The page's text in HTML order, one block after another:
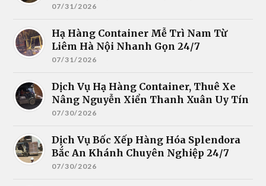
07/31/2026
Hạ Hàng Container Mễ Trì Nam Từ
Liêm Hà Nội Nhanh Gọn 24/7
07/31/2026
Dịch Vụ Hạ Hàng Container, Thuê Xe
Nâng Nguyễn Xiển Thanh Xuân Uy Tín
07/30/2026
Dịch Vụ Bốc Xếp Hàng Hóa Splendora
Bắc An Khánh Chuyên Nghiệp 24/7
07/30/2026